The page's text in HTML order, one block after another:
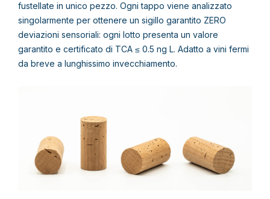
fustellate in unico pezzo. Ogni tappo viene analizzato
singolarmente per ottenere un sigillo garantito ZERO
deviazioni sensoriali: ogni lotto presenta un valore
garantito e certificato di TCA ≤ 0.5 ng L. Adatto a vini fermi
da breve a lunghissimo invecchiamento.